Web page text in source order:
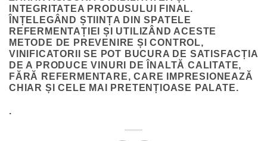
INTEGRITATEA PRODUSULUI FINAL.
ÎNȚELEGÂND ȘTIINȚA DIN SPATELE
REFERMENTAȚIEI ȘI UTILIZÂND ACESTE
METODE DE PREVENIRE ȘI CONTROL,
VINIFICATORII SE POT BUCURA DE SATISFACȚIA
DE A PRODUCE VINURI DE ÎNALTĂ CALITATE,
FĂRĂ REFERMENTARE, CARE IMPRESIONEAZĂ
CHIAR ȘI CELE MAI PRETENȚIOASE PALATE.
.